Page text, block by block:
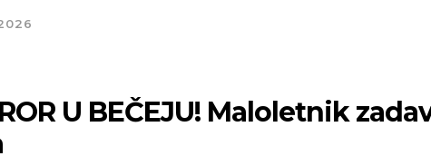
U BEČEJU! Maloletnik